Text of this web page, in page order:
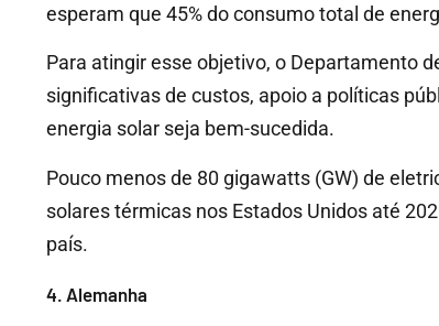
esperam que 45% do consumo total de
Para atingir esse objetivo, o Departamento
significativas de custos, apoio a políticas
energia solar seja bem-sucedida.
Pouco menos de 80 gigawatts (GW) de
solares térmicas nos Estados Unidos até
país.
4. Alemanha